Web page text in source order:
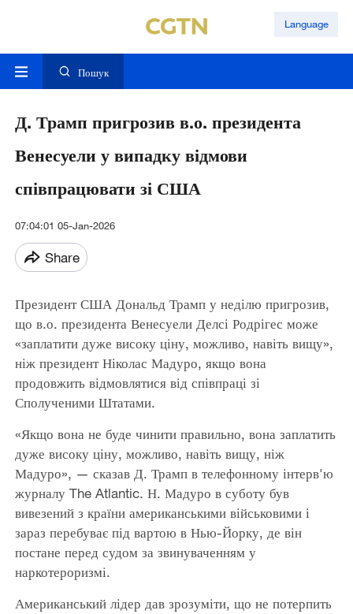
Language
Пошук
Д. Трамп пригрозив в.о. президента
Венесуели у випадку відмови
співпрацювати зі США
07:04:01 05-Jan-2026
Share
Президент США Дональд Трамп у неділю пригрозив,
що в.о. президента Венесуели Делсі Родрігес може
«заплатити дуже високу ціну, можливо, навіть вищу»,
ніж президент Ніколас Мадуро, якщо вона
продовжить відмовлятися від співпраці зі
Сполученими Штатами.
«Якщо вона не буде чинити правильно, вона заплатить
дуже високу ціну, можливо, навіть вищу, ніж
Мадуро», — сказав Д. Трамп в телефонному інтерв'ю
журналу The Atlantic. Н. Мадуро в суботу був
вивезений з країни американськими військовими і
зараз перебуває під вартою в Нью-Йорку, де він
постане перед судом за звинуваченням у
наркотероризмі.
Американський лідер дав зрозуміти, що не потерпить